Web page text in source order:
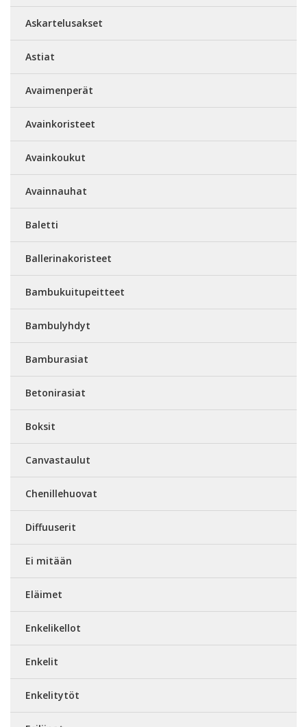
Askartelusakset
Astiat
Avaimenperät
Avainkoristeet
Avainkoukut
Avainnauhat
Baletti
Ballerinakoristeet
Bambukuitupeitteet
Bambulyhdyt
Bamburasiat
Betonirasiat
Boksit
Canvastaulut
Chenillehuovat
Diffuuserit
Ei mitään
Eläimet
Enkelikellot
Enkelit
Enkelitytöt